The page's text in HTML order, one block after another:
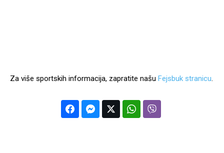
Za više sportskih informacija, zapratite našu Fejsbuk stranicu.